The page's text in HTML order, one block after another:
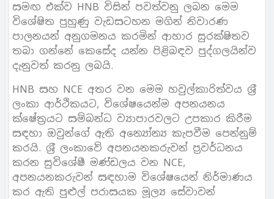
සමඟ එක්ව HNB විසින් පවත්වනු ලබන මෙම
විශේෂිත පුහුණු වැඩසටහන මගින් නිවාරණ
පාලනයන් අනුගමනය කරමින් ආහාර සුරක්ෂිතව
තබා ගන්නේ කෙසේද යන්න පිළිබඳව පුද්ගලයින්ව
දැනුවත් කරනු ලබයි.
HNB සහ NCE අතර වන මෙම හවුල්කාරිත්වය ශ‍්‍රී
ලංකා ආර්ථිකයට, විශේෂයෙන්ම අපනයනය
ක්ෂේත‍්‍රයට සම්බන්ධ ව්‍යාපාරවලට උපකාර කිරීම
සඳහා ඔවුන්ගේ ඇති අන්‍යෝන්‍ය කැපවීම පෙන්නුම්
කරයි. ශ‍්‍රී ලංකාවේ අපනයනකරුවන් ප‍්‍රවර්ධනය
කරන සුවිශේෂී මණ්ඩලය වන NCE,
අපනයනකරුවන් සඳහාම විශේෂයෙන් නිර්මාණය
කර ඇති පුළුල් පරාසයක මූල්‍ය සේවාවන්